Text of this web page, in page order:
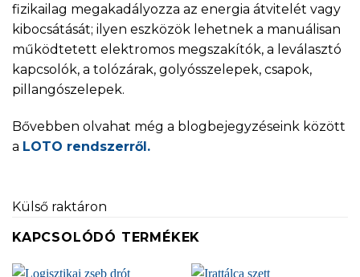
fizikailag megakadályozza az energia átvitelét vagy
kibocsátását; ilyen eszközök lehetnek a manuálisan
működtetett elektromos megszakítók, a leválasztó
kapcsolók, a tolózárak, golyósszelepek, csapok,
pillangószelepek.
Bővebben olvahat még a blogbejegyzéseink között
a LOTO rendszerről.
Külső raktáron
KAPCSOLÓDÓ TERMÉKEK